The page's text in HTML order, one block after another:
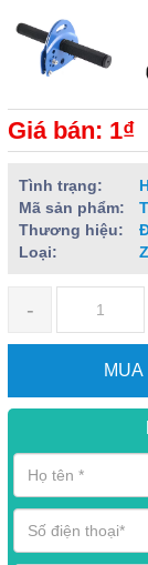
Giá bán: 1₫
Tình trạng:
Mã sản phẩm:
Thương hiệu:
Loại:
-